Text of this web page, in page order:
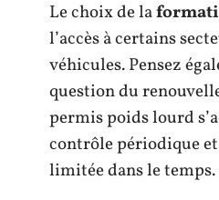
Le choix de la
l’accès à certains
véhicules. Pensez
question du
permis poids lourd
contrôle périodique
limitée dans le temps.